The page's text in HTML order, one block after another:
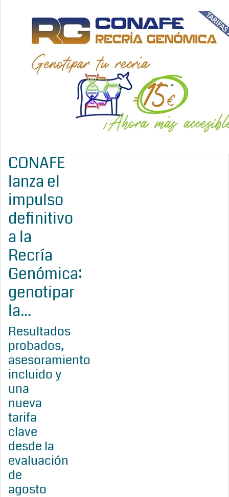
CONAFE
lanza el
impulso
definitivo
a la
Recría
Genómica:
genotipar
la...
Resultados
probados,
asesoramiento
incluido y
una
nueva
tarifa
clave
desde la
evaluación
de
agosto